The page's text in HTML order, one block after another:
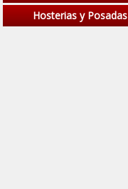
Hosterias y Posadas